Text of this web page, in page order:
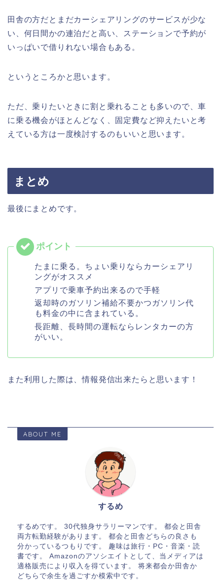
田舎の方だとまだカーシェアリングのサービスが少な
い、何日間かの連泊だと高い、ステーションで予約が
いっぱいで借りれない場合もある。
というところかと思います。
ただ、乗りたいときに割と乗れることも多いので、車
に乗る機会がほとんどなく、固定費など抑えたいと考
えている方は一度検討するのもいいと思います。
まとめ
最後にまとめです。
たまに乗る。ちょい乗りならカーシェアリ
ングがオススメ
アプリで乗車予約出来るので手軽
返却時のガソリン補給不要かつガソリン代
も料金の中に含まれている。
長距離、長時間の運転ならレンタカーの方
がいい。
また利用した際は、情報発信出来たらと思います！
ABOUT ME
するめ
するめです。 30代独身サラリーマンです。 都会と田舎
両方転勤経験があります。 都会と田舎どちらの良さも
分かっているつもりです。 趣味は旅行・PC・音楽・読
書です。 Amazonのアソシエイトとして、当メディアは
適格販売により収入を得ています。 将来都会か田舎か
どちらで余生を過ごすか模索中です。